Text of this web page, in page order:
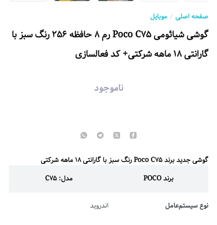
صفحه اصلی موبایل
گوشی شیائومی Poco C75 رم 8 حافظه 256 رنگ سبز با
گارانتی 18 ماهه شرکتی+ کد فعالسازی
ناموجود
گوشی جدید برند Poco C75 رنگ سبز با گارانتی 18 ماهه شرکتی
برند POCO
مدل: C75
نوع سیستم‌عامل اندروید